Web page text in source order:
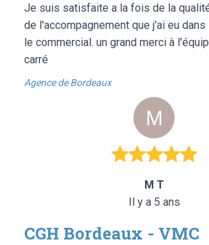
Je suis satisfaite a la fois de la
de l'accompagnement que j'ai eu
le commercial. un grand merci à
carré
Agence de Bordeaux
M T
Il y a 5 ans
CGH Bordeaux - VMC